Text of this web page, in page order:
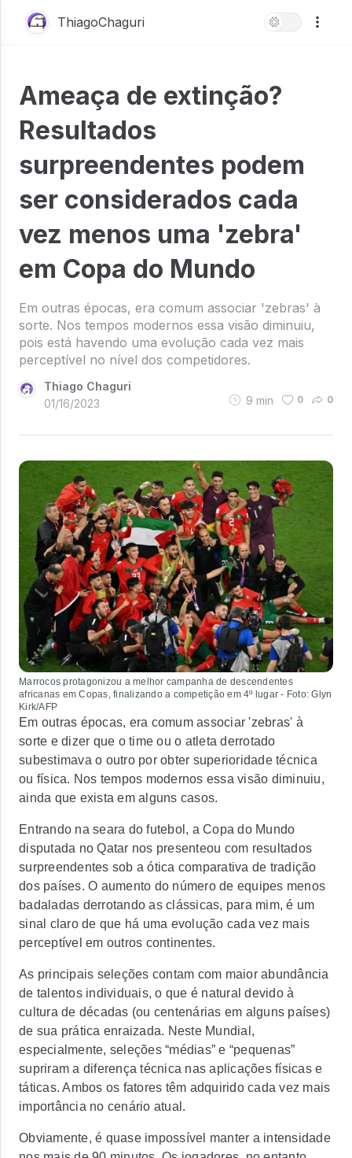
ThiagoChaguri
Ameaça de extinção?
Resultados
surpreendentes podem
ser considerados cada
vez menos uma 'zebra'
em Copa do Mundo
Em outras épocas, era comum associar 'zebras' à
sorte. Nos tempos modernos essa visão diminuiu,
pois está havendo uma evolução cada vez mais
perceptível no nível dos competidores.
Thiago Chaguri
01/16/2023
9 min 0 0
Marrocos protagonizou a melhor campanha de descendentes
africanas em Copas, finalizando a competição em 4º lugar - Foto: Glyn
Kirk/AFP
Em outras épocas, era comum associar 'zebras' à
sorte e dizer que o time ou o atleta derrotado
subestimava o outro por obter superioridade técnica
ou física. Nos tempos modernos essa visão diminuiu,
ainda que exista em alguns casos.
Entrando na seara do futebol, a Copa do Mundo
disputada no Qatar nos presenteou com resultados
surpreendentes sob a ótica comparativa de tradição
dos países. O aumento do número de equipes menos
badaladas derrotando as clássicas, para mim, é um
sinal claro de que há uma evolução cada vez mais
perceptível em outros continentes.
As principais seleções contam com maior abundância
de talentos individuais, o que é natural devido à
cultura de décadas (ou centenárias em alguns países)
de sua prática enraizada. Neste Mundial,
especialmente, seleções “médias” e “pequenas”
supriram a diferença técnica nas aplicações físicas e
táticas. Ambos os fatores têm adquirido cada vez mais
importância no cenário atual.
Obviamente, é quase impossível manter a intensidade